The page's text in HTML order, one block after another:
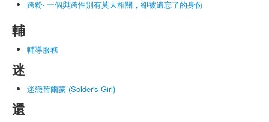
跨粉‧ 一個與跨性別有莫大相關，卻被遺忘了的身份
輔
輔導服務
迷
迷戀荷爾蒙 (Solder's Girl)
還